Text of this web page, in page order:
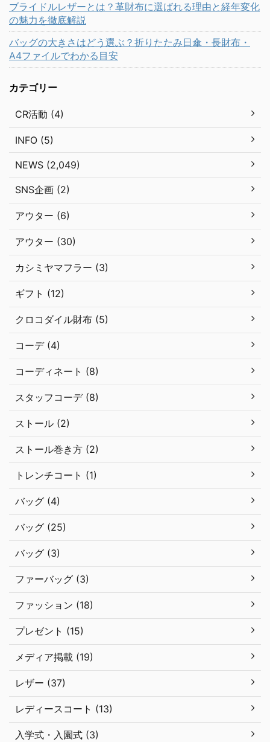
ブライドルレザーとは？革財布に選ばれる理由と経年変化
の魅力を徹底解説
バッグの大きさはどう選ぶ？折りたたみ日傘・長財布・
A4ファイルでわかる目安
カテゴリー
CR活動 (4)
INFO (5)
NEWS (2,049)
SNS企画 (2)
アウター (6)
アウター (30)
カシミヤマフラー (3)
ギフト (12)
クロコダイル財布 (5)
コーデ (4)
コーディネート (8)
スタッフコーデ (8)
ストール (2)
ストール巻き方 (2)
トレンチコート (1)
バッグ (4)
バッグ (25)
バッグ (3)
ファーバッグ (3)
ファッション (18)
プレゼント (15)
メディア掲載 (19)
レザー (37)
レディースコート (13)
入学式・入園式 (3)